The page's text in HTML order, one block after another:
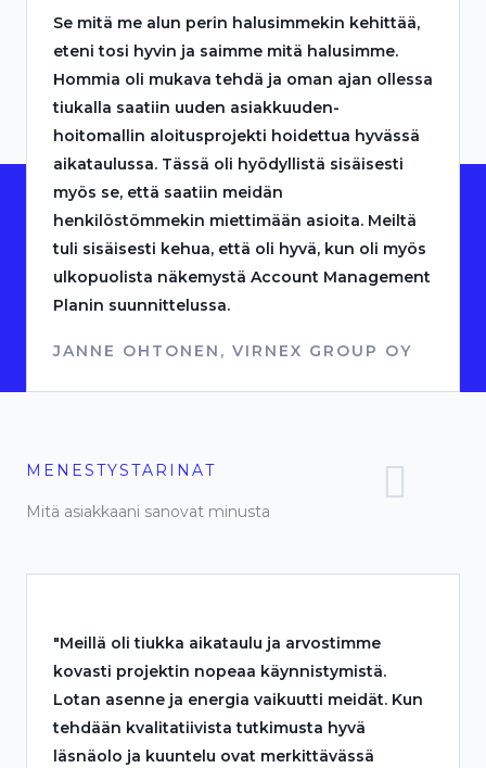
Se mitä me alun perin halusimmekin kehittää,
eteni tosi hyvin ja saimme mitä halusimme.
Hommia oli mukava tehdä ja oman ajan ollessa
tiukalla saatiin uuden asiakkuuden-
hoitomallin aloitusprojekti hoidettua hyvässä
aikataulussa. Tässä oli hyödyllistä sisäisesti
myös se, että saatiin meidän
henkilöstömmekin miettimään asioita. Meiltä
tuli sisäisesti kehua, että oli hyvä, kun oli myös
ulkopuolista näkemystä Account Management
Planin suunnittelussa.
JANNE OHTONEN, VIRNEX GROUP OY
MENESTYSTARINAT
Mitä asiakkaani sanovat minusta
"Meillä oli tiukka aikataulu ja arvostimme
kovasti projektin nopeaa käynnistymistä.
Lotan asenne ja energia vaikuutti meidät. Kun
tehdään kvalitatiivista tutkimusta hyvä
läsnäolo ja kuuntelu ovat merkittävässä